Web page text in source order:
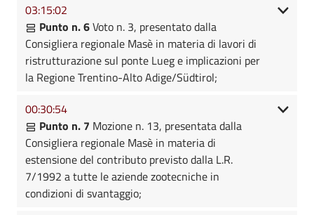
03:15:02
Punto n. 6Voto n. 3, presentato dalla
Consigliera regionale Masè in materia di lavori di
ristrutturazione sul ponte Lueg e implicazioni per
la Regione Trentino-Alto Adige/Südtirol;
00:30:54
Punto n. 7 Mozione n. 13, presentata dalla
Consigliera regionale Masè in materia di
estensione del contributo previsto dalla L.R.
7/1992 a tutte le aziende zootecniche in
condizioni di svantaggio;